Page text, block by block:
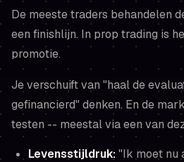
De meeste traders behandelen
een finishlijn. In prop trading is
promotie.
Je verschuift van "haal de
gefinancierd" denken. En de
testen -- meestal via een van
Levensstijldruk:"Ik moet nu